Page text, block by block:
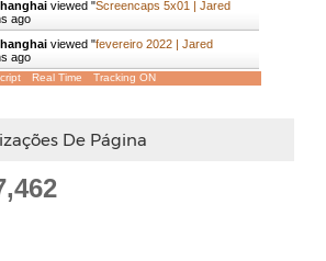
viewed "Screencaps 5x01 | Jared
ago
viewed "fevereiro 2022 | Jared
ago
Real Time Tracking ON
De Página